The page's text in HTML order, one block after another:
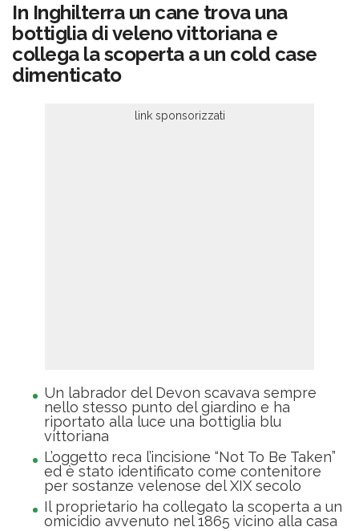
In Inghilterra un cane trova una
bottiglia di veleno vittoriana e
collega la scoperta a un cold case
dimenticato
Un labrador del Devon scavava sempre
nello stesso punto del giardino e ha
riportato alla luce una bottiglia blu
vittoriana
L’oggetto reca l’incisione “Not To Be Taken”
ed è stato identificato come contenitore
per sostanze velenose del XIX secolo
Il proprietario ha collegato la scoperta a un
omicidio avvenuto nel 1865 vicino alla casa